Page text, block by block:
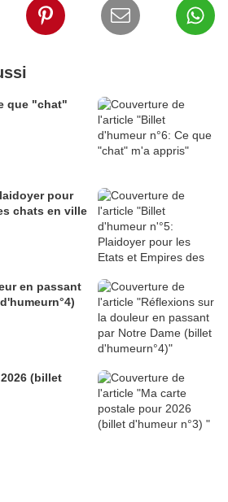
que "chat"
pour
chats en ville
en passant
(billet